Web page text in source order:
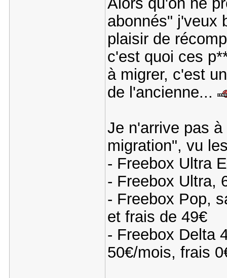
abonnés" j'veux
plaisir de
c'est quoi ces
à migrer, c'est
de l'ancienne...
Je n'arrive pas
migration", vu
- Freebox Ultra
- Freebox Ultra,
- Freebox Pop,
et frais de 49€
- Freebox Delta
50€/mois, frais